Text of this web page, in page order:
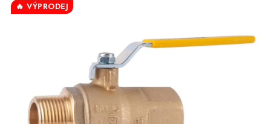
⭐ NEJLÉPE HODNOCENÉ
⚡ NOVINKA
🔥 VÝPRODEJ